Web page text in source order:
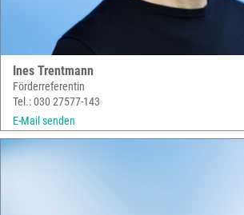
Ines Trentmann
Förderreferentin
Tel.: 030 27577-143
E-Mail senden